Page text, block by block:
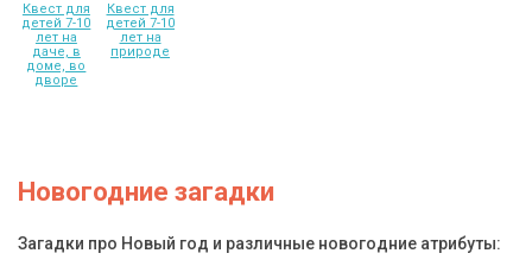
Квест для
детей 7-10
лет на
даче, в
доме, во
дворе
Квест для
детей 7-10
лет на
природе
Новогодние загадки
Загадки про Новый год и различные новогодние атрибуты: